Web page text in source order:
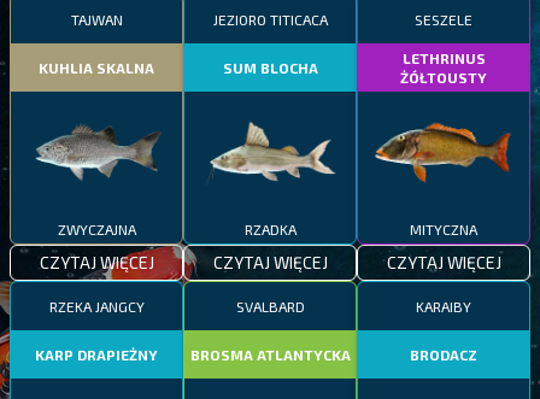
TAJWAN
KUHLIA SKALNA
ZWYCZAJNA
CZYTAJ WIĘCEJ
JEZIORO TITICACA
SUM BLOCHA
RZADKA
CZYTAJ WIĘCEJ
SESZELE
LETHRINUS
ŻÓŁTOUSTY
MITYCZNA
CZYTAJ WIĘCEJ
RZEKA JANGCY
KARP DRAPIEŻNY
SVALBARD
BROSMA ATLANTYCKA
KARAIBY
BRODACZ